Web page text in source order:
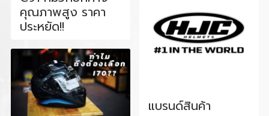
คุณภาพสูง ราคา
ประหยัด!!
แบรนด์สินค้า